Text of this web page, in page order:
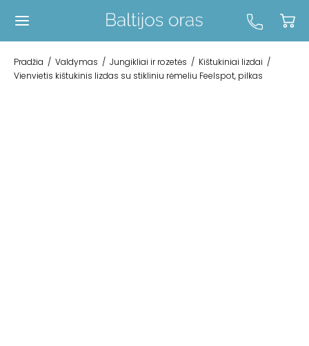
Pradžia / Valdymas / Jungikliai ir rozetės / Kištukiniai lizdai /
Vienvietis kištukinis lizdas su stikliniu rėmeliu Feelspot, pilkas